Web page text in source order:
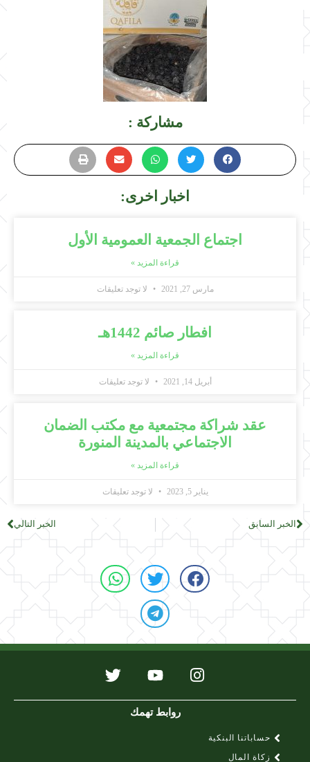
مشاركة :
اخبار اخرى:
اجتماع الجمعية العمومية الأول
قراءة المزيد »
مارس 27, 2021 لا توجد تعليقات
افطار صائم 1442هـ
قراءة المزيد »
أبريل 14, 2021 لا توجد تعليقات
عقد شراكة مجتمعية مع مكتب الضمان
الاجتماعي بالمدينة المنورة
قراءة المزيد »
يناير 5, 2023 لا توجد تعليقات
الخبر السابق الخبر التالي
روابط تهمك
حساباتنا البنكية
زكاة المال